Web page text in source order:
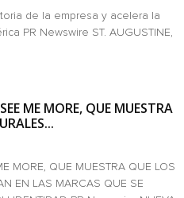
de la empresa y acelera la
PR Newswire ST. AUGUSTINE,
ME MORE, QUE MUESTRA
MORE, QUE MUESTRA QUE LOS
EN LAS MARCAS QUE SE